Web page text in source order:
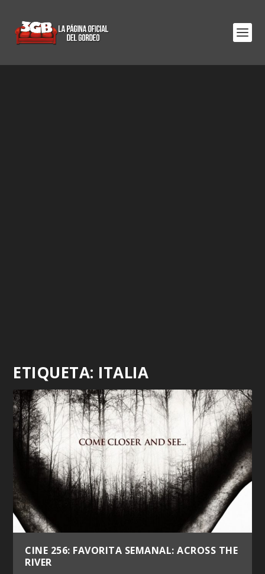
ETIQUETA: ITALIA
CINE 256: FAVORITA SEMANAL: ACROSS THE
RIVER